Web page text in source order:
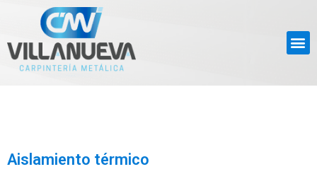
Aislamiento térmico